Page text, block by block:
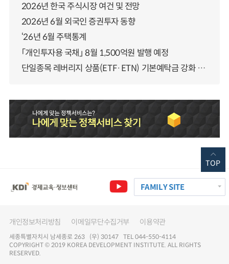
2026년 한국 주식시장 여건 및 전망
2026년 6월 외국인 증권투자 동향
‘26년 6월 주택통계
「개인투자용 국채」 8월 1,500억원 발행 예정
단일종목 레버리지 상품(ETF·ETN) 기본예탁금 강화 조기시행 방안 안내
FAMILY SITE
개인정보처리방침 이메일무단수집거부 이용약관
세종특별자치시 남세종로 263 (우) 30147 TEL 044-550-4114
COPYRIGHT © 2019 KOREA DEVELOPMENT INSTITUTE. ALL RIGHTS
RESERVED.
TOP